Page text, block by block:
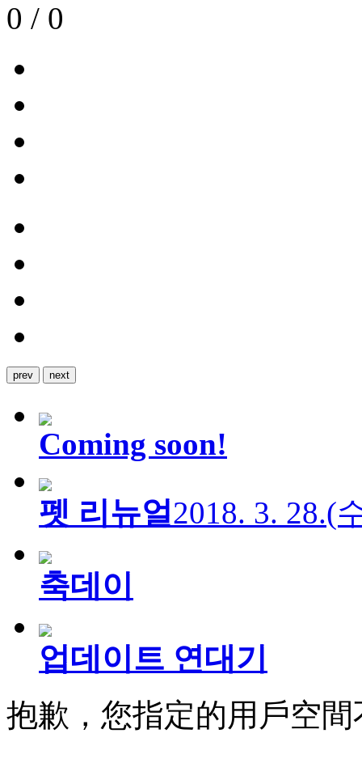
0 / 0
prev next
Coming soon!
펫 리뉴얼2018. 3. 28.(
축데이
업데이트 연대기
抱歉，您指定的用戶空間